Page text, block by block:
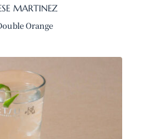
MARTINEZ
Orange